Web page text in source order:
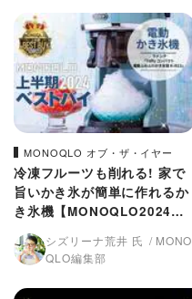
MONOQLO オブ・ザ・イヤー
冷凍フルーツも削れる! 家で
旨いかき氷が簡単に作れるか
き氷機【MONOQLO2024上
半期ベストバイ】
シズリーナ荒井 氏
MONO
QLO編集部